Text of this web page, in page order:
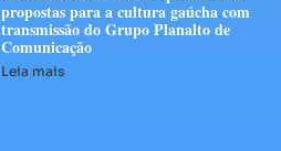
propostas para a cultura gaúcha com
transmissão do Grupo Planalto de
Comunicação
Leia mais